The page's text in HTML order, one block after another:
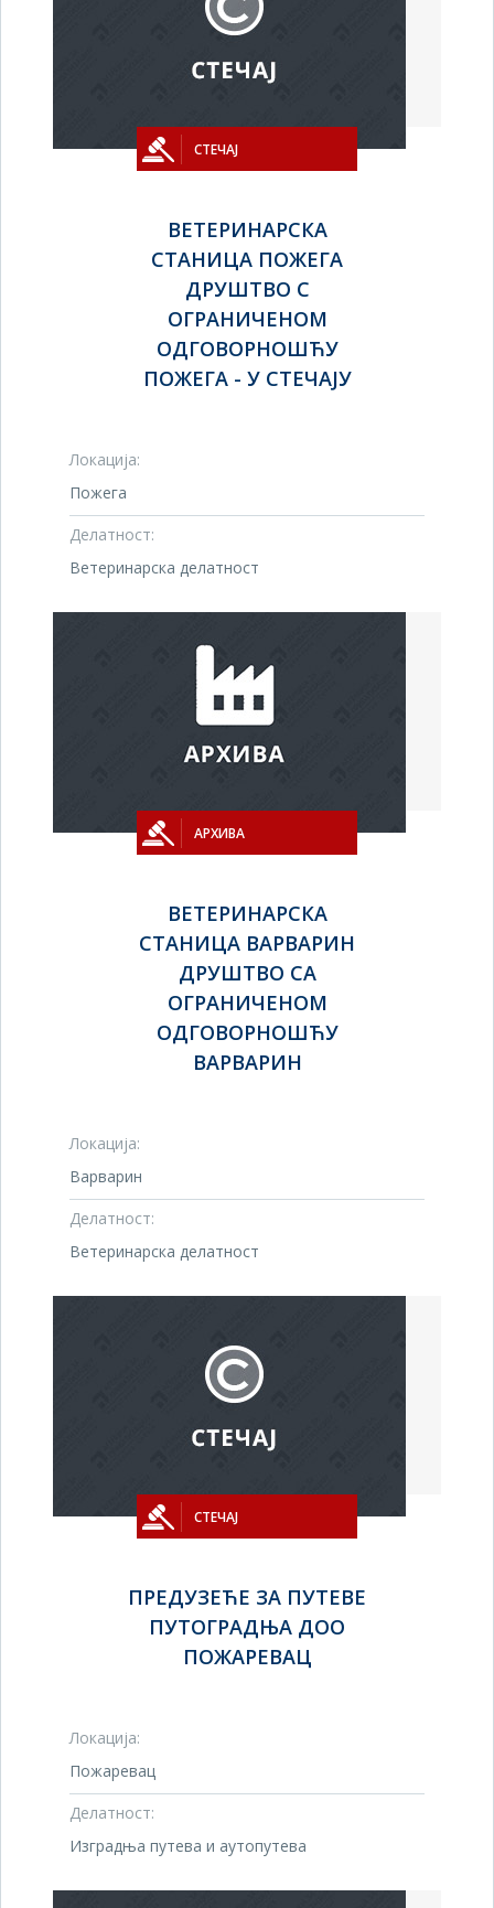
СТЕЧАЈ
ВЕТЕРИНАРСКА
СТАНИЦА ПОЖЕГА
ДРУШТВО С
ОГРАНИЧЕНОМ
ОДГОВОРНОШЋУ
ПОЖЕГА - У СТЕЧАЈУ
Локација:
Пожега
Делатност:
Ветеринарска делатност
АРХИВА
ВЕТЕРИНАРСКА
СТАНИЦА ВАРВАРИН
ДРУШТВО СА
ОГРАНИЧЕНОМ
ОДГОВОРНОШЋУ
ВАРВАРИН
Локација:
Варварин
Делатност:
Ветеринарска делатност
СТЕЧАЈ
ПРЕДУЗЕЋЕ ЗА ПУТЕВЕ
ПУТОГРАДЊА ДОО
ПОЖАРЕВАЦ
Локација:
Пожаревац
Делатност:
Изградња путева и аутопутева